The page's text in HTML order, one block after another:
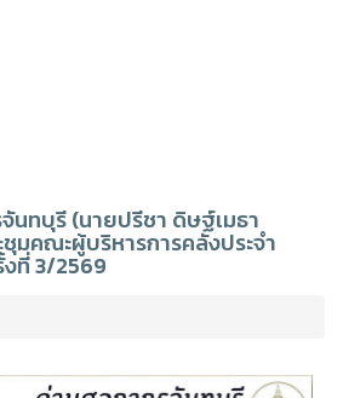
นทบุรี (นายปรีชา ดิษฐ์เมธา
ชุมคณะผู้บริหารการคลังประจำ
ที่ 3/2569